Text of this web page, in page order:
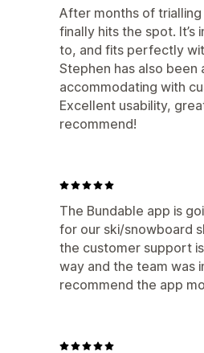
After months of
finally hits the spot.
to, and fits perfectly
Stephen has also
accommodating with
Excellent usability,
recommend!
The Bundable app is
for our ski/snowboard
the customer support
way and the team was
recommend the app